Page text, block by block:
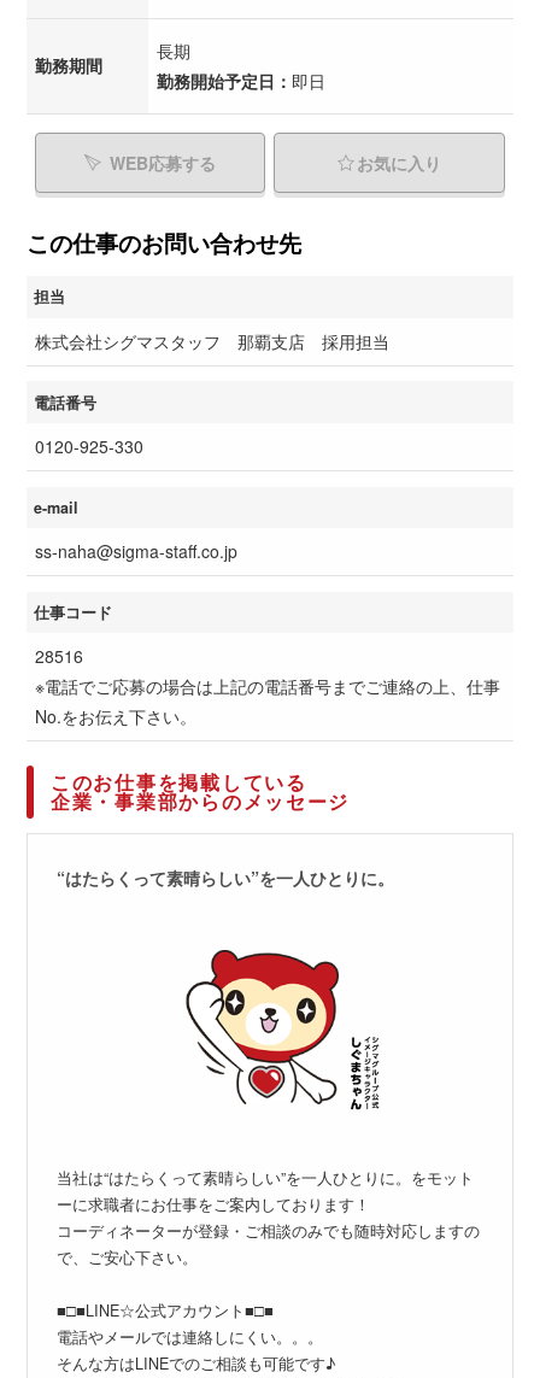
勤務期間
長期
勤務開始予定日： 即日
WEB応募する お気に入り
この仕事のお問い合わせ先
担当
株式会社シグマスタッフ 那覇支店 採用担当
電話番号
0120-925-330
e-mail
ss-naha@sigma-staff.co.jp
仕事コード
28516
※電話でご応募の場合は上記の電話番号までご連絡の上、仕事
No.をお伝え下さい。
このお仕事を掲載している
企業・事業部からのメッセージ
“はたらくって素晴らしい”を一人ひとりに。
当社は“はたらくって素晴らしい”を一人ひとりに。をモット
ーに求職者にお仕事をご案内しております！
コーディネーターが登録・ご相談のみでも随時対応しますの
で、ご安心下さい。
■□■LINE☆公式アカウント■□■
電話やメールでは連絡しにくい。。。
そんな方はLINEでのご相談も可能です♪